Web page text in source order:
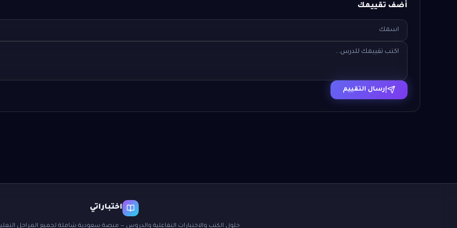
أضف تقييمك
إرسال التقييم
اختباراتي
حلول الكتب والاختبارات التفاعلية والدروس — منصة سعودية شاملة لجميع المراحل